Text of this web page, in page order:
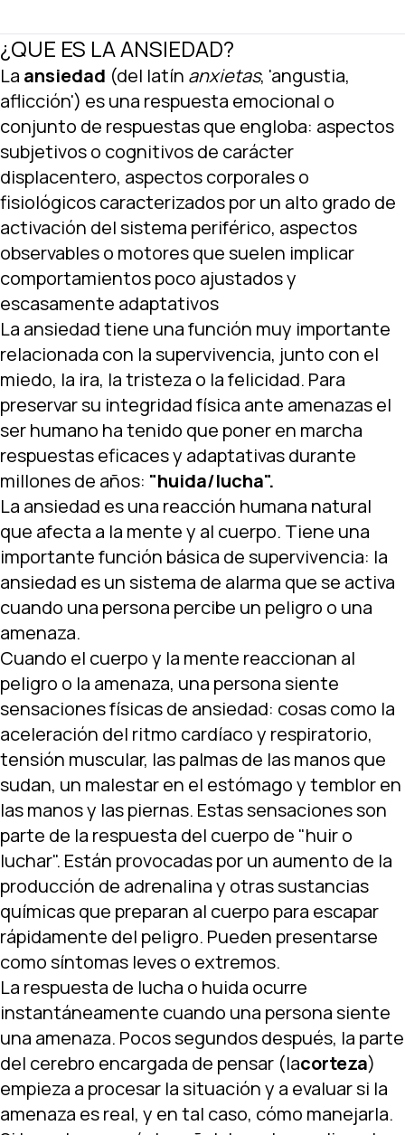
¿QUE ES LA ANSIEDAD?
La ansiedad (del latín anxietas, 'angustia,
aflicción') es una respuesta emocional o
conjunto de respuestas que engloba: aspectos
subjetivos o cognitivos de carácter
displacentero, aspectos corporales o
fisiológicos caracterizados por un alto grado de
activación del sistema periférico, aspectos
observables o motores que suelen implicar
comportamientos poco ajustados y
escasamente adaptativos
La ansiedad tiene una función muy importante
relacionada con lasupervivencia, junto con el
miedo, la ira, latristeza o lafelicidad. Para
preservar su integridad física ante amenazas el
ser humano ha tenido que poner en marcha
respuestas eficaces y adaptativas durante
millones de años: "huida/lucha".
La ansiedad es una reacción humana natural
que afecta a la mente y al cuerpo. Tiene una
importante función básica de supervivencia: la
ansiedad es un sistema de alarma que se activa
cuando una persona percibe un peligro o una
amenaza.
Cuando el cuerpo y la mente reaccionan al
peligro o la amenaza, una persona siente
sensaciones físicas de ansiedad: cosas como la
aceleración del ritmo cardíaco y respiratorio,
tensión muscular, las palmas de las manos que
sudan, un malestar en el estómago y temblor en
las manos y las piernas. Estas sensaciones son
parte de la respuesta del cuerpo de "huir o
luchar". Están provocadas por un aumento de la
producción de adrenalina y otras sustancias
químicas que preparan al cuerpo para escapar
rápidamente del peligro. Pueden presentarse
como síntomas leves o extremos.
La respuesta de lucha o huida ocurre
instantáneamente cuando una persona siente
una amenaza. Pocos segundos después, la parte
del cerebro encargada de pensar (lacorteza)
empieza a procesar la situación y a evaluar si la
amenaza es real, y en tal caso, cómo manejarla.